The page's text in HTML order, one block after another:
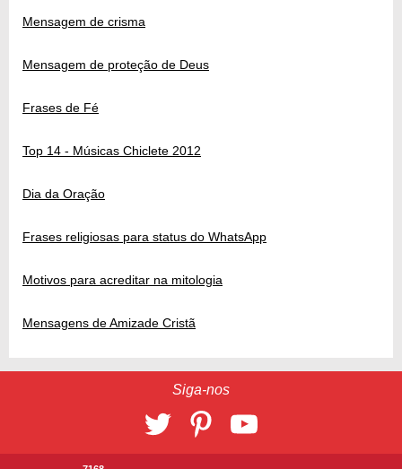
Mensagem de crisma
Mensagem de proteção de Deus
Frases de Fé
Top 14 - Músicas Chiclete 2012
Dia da Oração
Frases religiosas para status do WhatsApp
Motivos para acreditar na mitologia
Mensagens de Amizade Cristã
Siga-nos